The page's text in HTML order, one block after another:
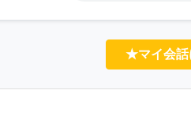
★マイ会話